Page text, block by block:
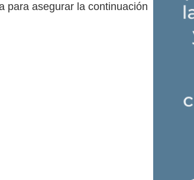
para asegurar la continuación